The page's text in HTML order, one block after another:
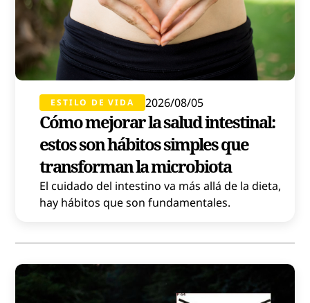
ESTILO DE VIDA 2026/08/05
Cómo mejorar la salud intestinal:
estos son hábitos simples que
transforman la microbiota
El cuidado del intestino va más allá de la dieta,
hay hábitos que son fundamentales.